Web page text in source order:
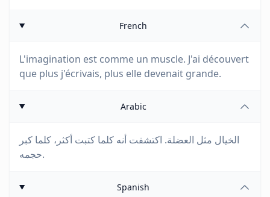
French
L'imagination est comme un muscle. J'ai découvert
que plus j'écrivais, plus elle devenait grande.
Arabic
الخيال مثل العضلة. اكتشفت أنه كلما كتبت أكثر، كلما كبر
حجمه.
Spanish